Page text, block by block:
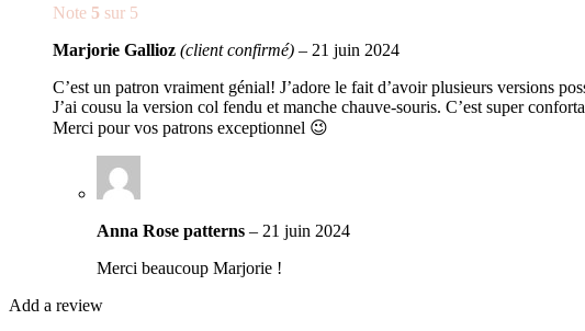
Note 5 sur 5
Marjorie Gallioz (client confirmé) – 21 juin 2024
C’est un patron vraiment génial! J’adore le fait d’avoir plusieurs versions
J’ai cousu la version col fendu et manche chauve-souris. C’est super
Merci pour vos patrons exceptionnel 😉
Anna Rose patterns – 21 juin 2024
Merci beaucoup Marjorie !
Add a review